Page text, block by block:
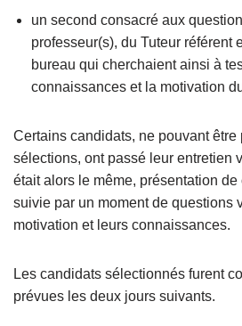
un second consacré aux
professeur(s), du Tuteur référent
bureau qui cherchaient ainsi à
connaissances et la motivation
Certains candidats, ne pouvant être
sélections, ont passé leur entretien
était alors le même, présentation
suivie par un moment de questions
motivation et leurs connaissances.
Les candidats sélectionnés furent
prévues les deux jours suivants.